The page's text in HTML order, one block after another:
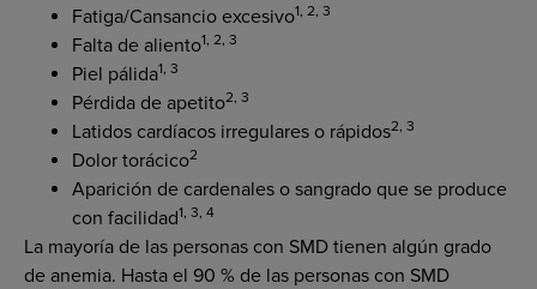
Fatiga/Cansancio excesivo1, 2, 3
Falta de aliento1, 2, 3
Piel pálida1, 3
Pérdida de apetito2, 3
Latidos cardíacos irregulares o rápidos2, 3
Dolor torácico2
Aparición de cardenales o sangrado que se produce
con facilidad1, 3, 4
La mayoría de las personas con SMD tienen algún grado
de anemia. Hasta el 90 % de las personas con SMD